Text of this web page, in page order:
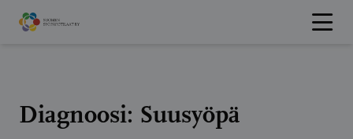
Hyppää
sisältöön
Diagnoosi: Suusyöpä